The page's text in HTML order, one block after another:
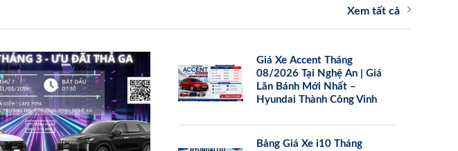
Xem tất cả
Giá Xe Accent Tháng
08/2026 Tại Nghệ An | Giá
Lăn Bánh Mới Nhất –
Hyundai Thành Công Vinh
Bảng Giá Xe i10 Tháng